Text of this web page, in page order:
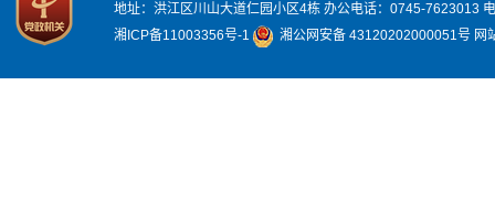
地址：洪江区川山大道仁园小区4栋 办公电话：0745-7623013
湘ICP备11003356号-1
湘公网安备 43120202000051号 网